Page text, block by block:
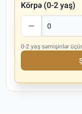
Körpə (0-2 yaş)
0-2 yaş sərnişinlər